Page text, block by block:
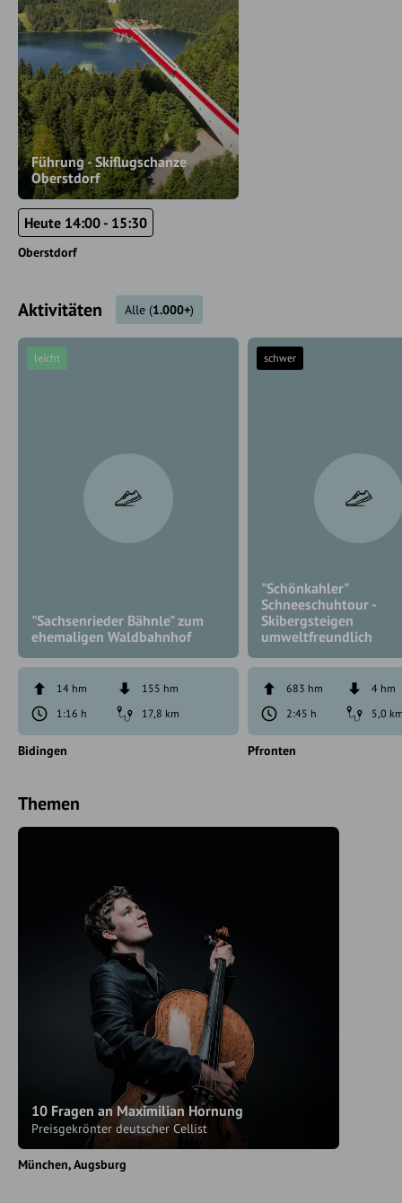
Führung - Skiflugschanze
Oberstdorf
Heute 14:00 - 15:30
Oberstdorf
Aktivitäten Alle (1.000+)
"Sachsenrieder Bähnle" zum
ehemaligen Waldbahnhof
leicht
14 hm
155 hm
1:16 h
17,8 km
Bidingen
"Schönkahler"
Schneeschuhtour -
Skibergsteigen
umweltfreundlich
schwer
683 hm
4 hm
2:45 h
5,0
Pfronten
Themen
10 Fragen an Maximilian Hornung
Preisgekrönter deutscher Cellist
München Augsburg